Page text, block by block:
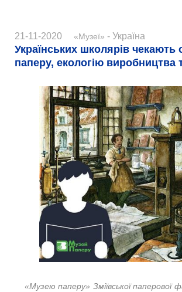
21-11-2020 «Музеї» - Україна
Українських школярів чекають
паперу, екологію виробництва
«Музею паперу» Зміївської